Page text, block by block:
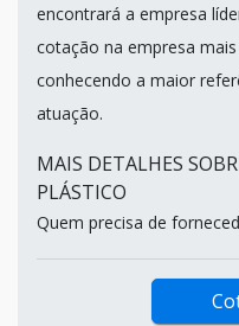
encontrará a empresa
cotação na empresa
conhecendo a maior
atuação.
MAIS DETALHES
PLÁSTICO
Quem precisa de